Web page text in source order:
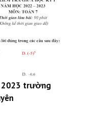
2023 trường